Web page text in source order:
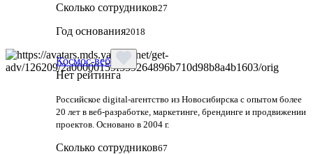
Сколько сотрудников27
Год основания2018
Космос-веб
Нет рейтинга
Российское digital-агентство из Новосибирска с опытом более
20 лет в веб-разработке, маркетинге, брендинге и продвижении
проектов. Основано в 2004 г.
Сколько сотрудников67